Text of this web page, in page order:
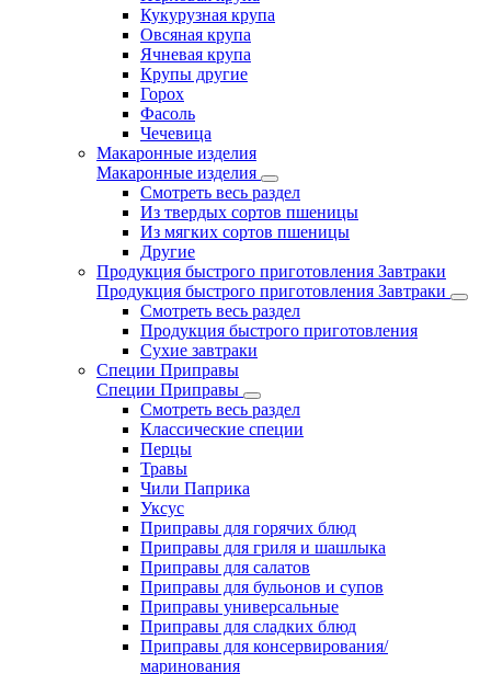
Кукурузная крупа
Овсяная крупа
Ячневая крупа
Крупы другие
Горох
Фасоль
Чечевица
Макаронные изделия
Макаронные изделия
Смотреть весь раздел
Из твердых сортов пшеницы
Из мягких сортов пшеницы
Другие
Продукция быстрого приготовления Завтраки
Продукция быстрого приготовления Завтраки
Смотреть весь раздел
Продукция быстрого приготовления
Сухие завтраки
Специи Приправы
Специи Приправы
Смотреть весь раздел
Классические специи
Перцы
Травы
Чили Паприка
Уксус
Приправы для горячих блюд
Приправы для гриля и шашлыка
Приправы для салатов
Приправы для бульонов и супов
Приправы универсальные
Приправы для сладких блюд
Приправы для консервирования/
маринования